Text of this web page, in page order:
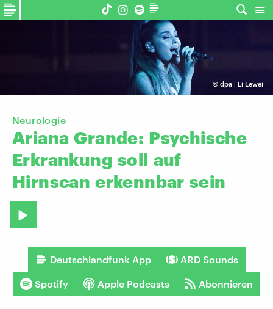
© dpa | Li Lewei
Neurologie
Ariana Grande: Psychische
Erkrankung soll auf
Hirnscan erkennbar sein
Deutschlandfunk App ARD Sounds
Spotify Apple Podcasts Abonnieren